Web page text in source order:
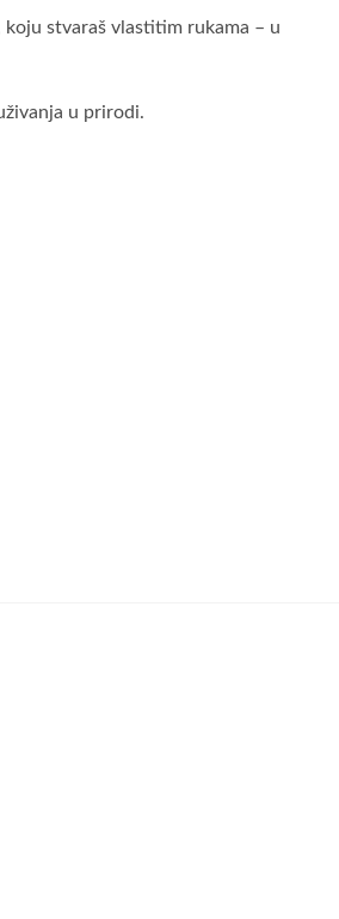
stvaraš vlastitim rukama – u
u prirodi.